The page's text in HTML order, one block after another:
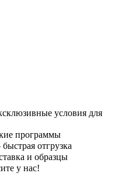
условия для
программы
отгрузка
и образцы
у нас!